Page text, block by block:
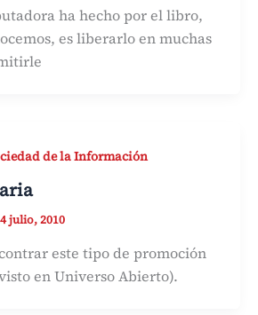
ha hecho por el libro,
es liberarlo en muchas
de la Información
julio, 2010
este tipo de promoción
en Universo Abierto).